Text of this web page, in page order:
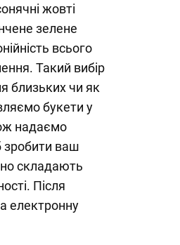
жовті
зелене
всього
Такий вибір
близьких чи як
букети у
надаємо
зробити ваш
складають
Після
електронну